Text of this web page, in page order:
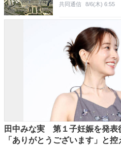
共同通信 8/6(木) 6:55
田中みな実 第１子妊娠を発表
「ありがとうございます」と